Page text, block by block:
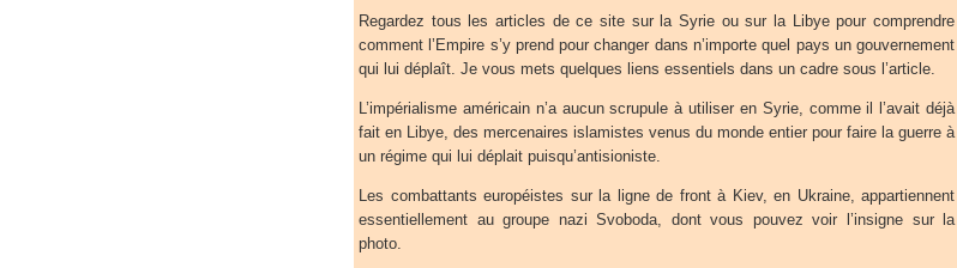
Regardez tous les articles de ce site sur la Syrie ou sur la Libye pour comprendre
comment l’Empire s’y prend pour changer dans n’importe quel pays un gouvernement
qui lui déplaît. Je vous mets quelques liens essentiels dans un cadre sous l’article.
L’impérialisme américain n’a aucun scrupule à utiliser en Syrie, comme il l’avait déjà
fait en Libye, des mercenaires islamistes venus du monde entier pour faire la guerre à
un régime qui lui déplait puisqu’antisioniste.
Les combattants européistes sur la ligne de front à Kiev, en Ukraine, appartiennent
essentiellement au groupe nazi Svoboda, dont vous pouvez voir l’insigne sur la
photo.